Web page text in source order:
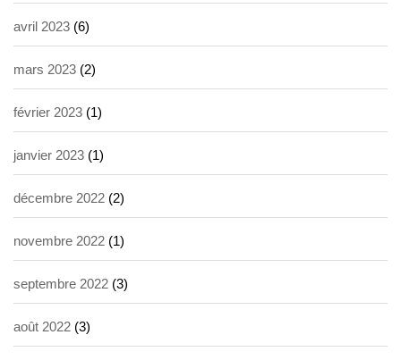
avril 2023 (6)
mars 2023 (2)
février 2023 (1)
janvier 2023 (1)
décembre 2022 (2)
novembre 2022 (1)
septembre 2022 (3)
août 2022 (3)